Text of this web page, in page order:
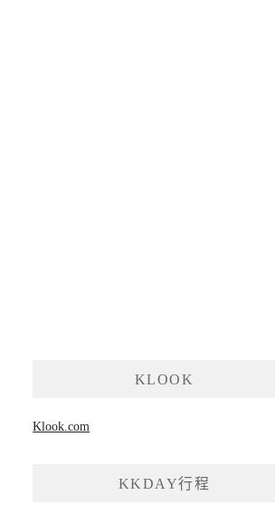
KLOOK
Klook.com
KKDAY行程